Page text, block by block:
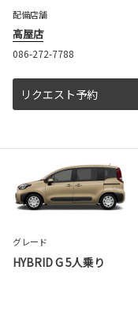
配備店舗
高屋店
086-272-7788
リクエスト予約
グレード
HYBRID G 5人乗り